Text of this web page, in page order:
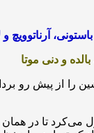
آرناتوویچ و
و دنی موتا
را از پیش رو
تا در همان